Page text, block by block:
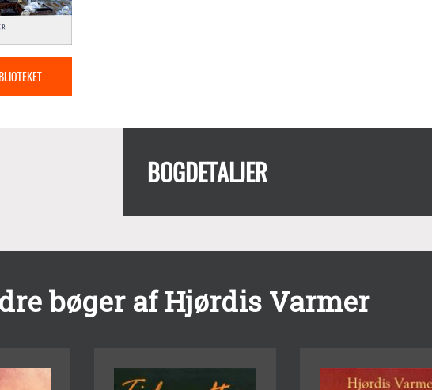
BOGDETALJER
bøger af Hjørdis Varmer